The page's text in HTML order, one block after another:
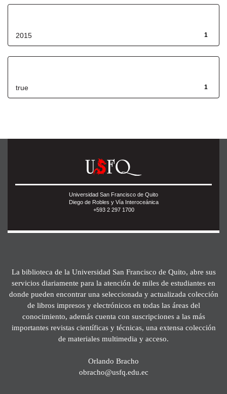
1
2015
1
true
Universidad San Francisco de Quito
Diego de Robles y Vía Interoceánica
+593 2 297 1700
La biblioteca de la Universidad San Francisco de Quito, abre sus
servicios diariamente para la atención de miles de estudiantes en
donde pueden encontrar una seleccionada y actualizada colección
de libros impresos y electrónicos en todas las áreas del
conocimiento, además cuenta con suscripciones a las más
importantes revistas científicas y técnicas, una extensa colección
de materiales multimedia y acceso.
Orlando Bracho
obracho@usfq.edu.ec